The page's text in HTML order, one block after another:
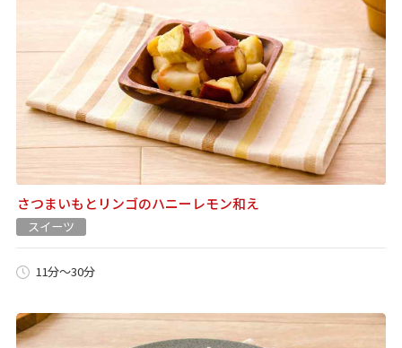
さつまいもとリンゴのハニーレモン和え
スイーツ
11分～30分